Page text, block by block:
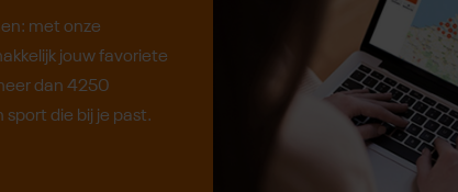
met onze
jouw favoriete
dan 4250
sport die bij je past.